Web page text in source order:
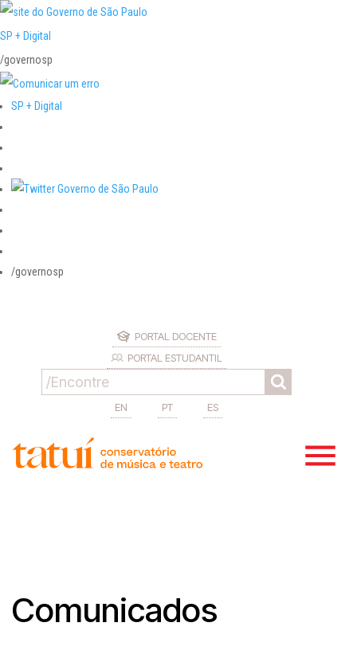
SP + Digital
/governosp
SP + Digital
/governosp
PORTAL DOCENTE
PORTAL ESTUDANTIL
EN PT ES
Comunicados